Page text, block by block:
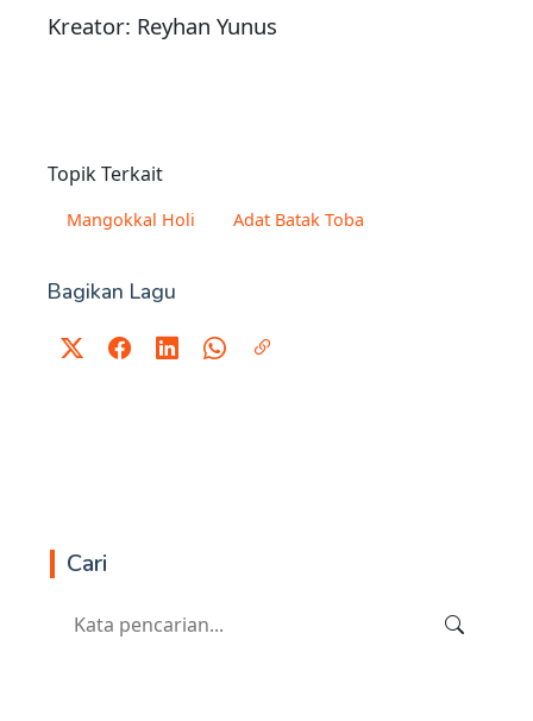
Kreator: Reyhan Yunus
Topik Terkait
Mangokkal Holi Adat Batak Toba
Bagikan Lagu
Cari